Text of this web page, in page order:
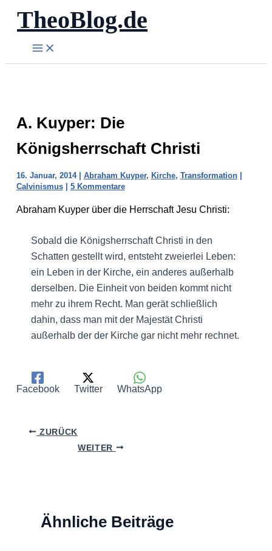
Zum
Inhalt
springen
TheoBlog.de
A. Kuyper: Die
Königsherrschaft Christi
16. Januar, 2014 | Abraham Kuyper, Kirche, Transformation|
Calvinismus| 5 Kommentare
Abraham Kuyper über die Herrschaft Jesu Christi:
Sobald die Königsherrschaft Christi in den
Schatten gestellt wird, entsteht zweierlei Leben:
ein Leben in der Kirche, ein anderes außerhalb
derselben. Die Einheit von beiden kommt nicht
mehr zu ihrem Recht. Man gerät schließlich
dahin, dass man mit der Majestät Christi
außerhalb der der Kirche gar nicht mehr rechnet.
Facebook Twitter WhatsApp
ZURÜCK
WEITER
Ähnliche Beiträge